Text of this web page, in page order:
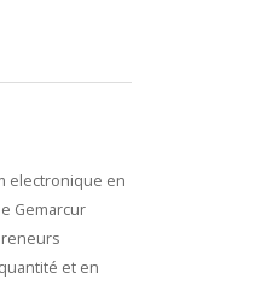
electronique en
Gemarcur
et en